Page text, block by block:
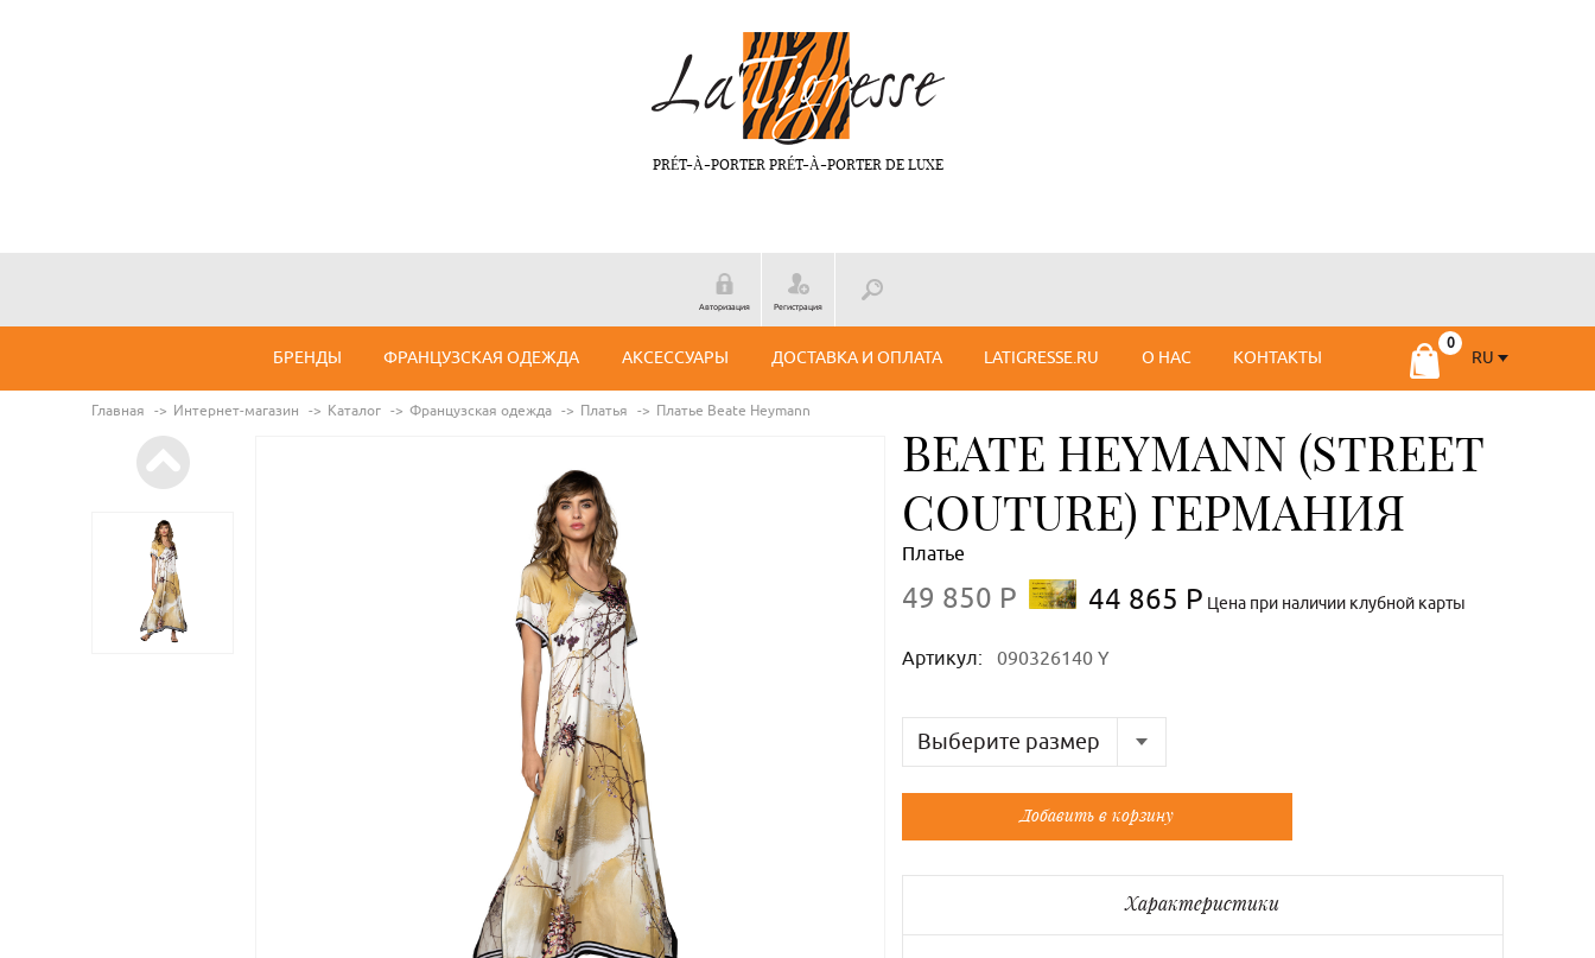
PRÉT-À-PORTER PRÉT-À-PORTER DE LUXE
Авторизация Регистрация
RU
БРЕНДЫ ФРАНЦУЗСКАЯ ОДЕЖДА АКСЕССУАРЫ ДОСТАВКА И ОПЛАТА LATIGRESSE.RU О НАС КОНТАКТЫ
Главная Интернет-магазин Каталог Французская одежда Платья Платье Beate Нeymann
BEATE НEYMANN (STREET
COUTURE) ГЕРМАНИЯ
Платье
49 850 Р 44 865 Р Цена при наличии клубной карты
Артикул: 090326140 Y
Выберите размер
Русский
Французский
44
38/1
46
40/2
Добавить в корзину
Характеристики